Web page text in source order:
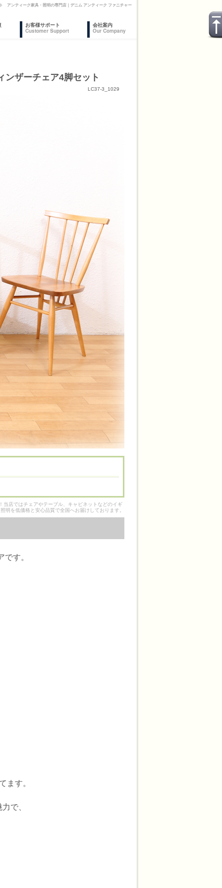
アンティーク家具・照明の専門店｜デニム アンティーク ファニチャー
お客様サポート
Customer Support
会社案内
Our Company
ザーチェア4脚セット
LC37-3_1029
当店ではチェアやテーブル、キャビネットなどのイギ
明を低価格と安心品質で全国へお届けしております。
す。
ます。
で、